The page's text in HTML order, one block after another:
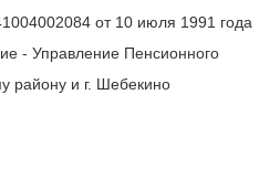
от 10 июля 1991 года
- Управление Пенсионного
району и г. Шебекино